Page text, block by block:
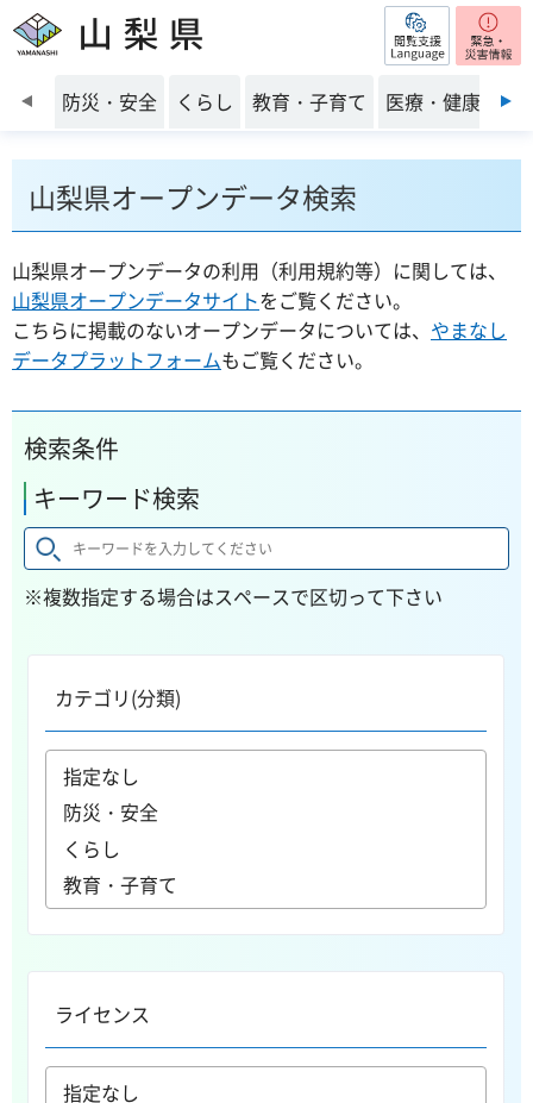
山梨県 閲覧支援
前のスライドを表示
防災・安全 くらし 教育・子育て 医療・健康・福
山梨県オープンデータ検索
山梨県オープンデータの利用（利用規約等）に関しては、
山梨県オープンデータサイトをご覧ください。
こちらに掲載のないオープンデータについては、 やまなし
データプラットフォームもご覧ください。
検索条件
キーワード検索
※複数指定する場合はスペースで区切って下さい
カテゴリ(分類)
ライセンス